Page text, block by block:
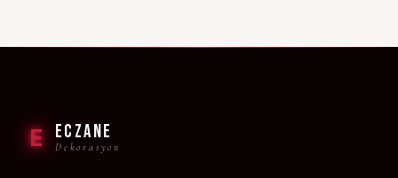
E ECZANE
Dekorasyon